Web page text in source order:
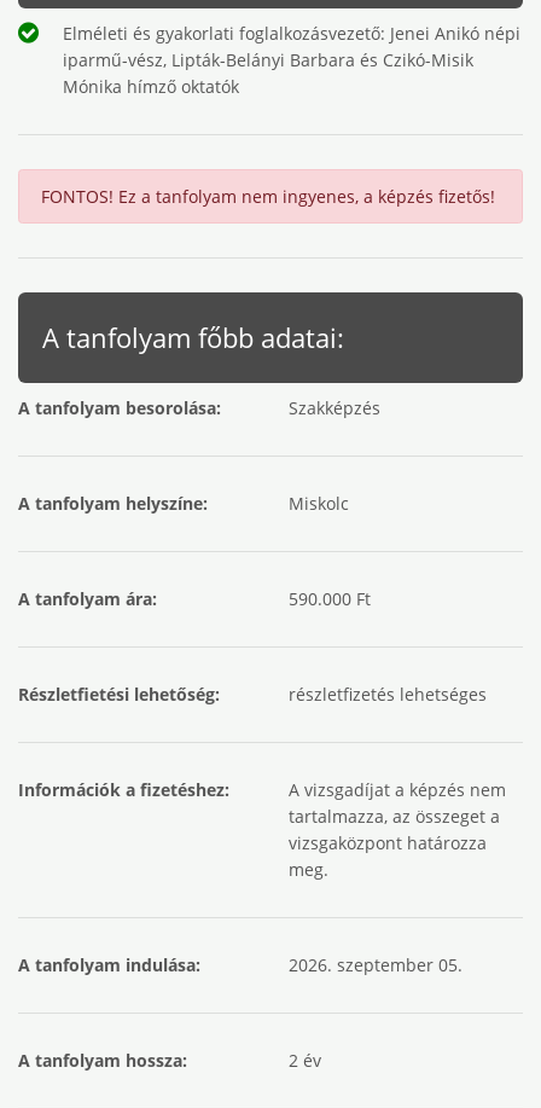
Elméleti és gyakorlati foglalkozásvezető: Jenei Anikó népi
iparmű-vész, Lipták-Belányi Barbara és Czikó-Misik
Mónika hímző oktatók
FONTOS! Ez a tanfolyam nem ingyenes, a képzés fizetős!
A tanfolyam főbb adatai:
A tanfolyam besorolása: Szakképzés
A tanfolyam helyszíne: Miskolc
A tanfolyam ára: 590.000 Ft
Részletfietési lehetőség: részletfizetés lehetséges
Információk a fizetéshez:
A vizsgadíjat a képzés nem
tartalmazza, az összeget a
vizsgaközpont határozza
meg.
A tanfolyam indulása: 2026. szeptember 05.
A tanfolyam hossza: 2 év